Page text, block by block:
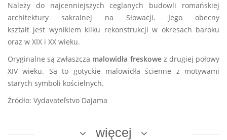
Należy do najcenniejszych ceglanych budowli romańskiej
architektury sakralnej na Słowacji. Jego obecny
kształt jest wynikiem kilku rekonstrukcji w okresach baroku
oraz w XIX i XX wieku.
Oryginalne są zwłaszcza malowidła freskowez drugiej połowy
XIV wieku. Są to gotyckie malowidła ścienne z motywami
starych symboli kościelnych.
Źródło: Vydavateľstvo Dajama
więcej